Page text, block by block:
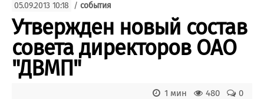
Судоходство
Судоремонт
События
Пресс-релизы
Порты
Рыболовство
ВМФ
Образование
05.09.2013 10:18 / события
Утвержден новый состав
совета директоров ОАО
"ДВМП"
0
480
1 мин